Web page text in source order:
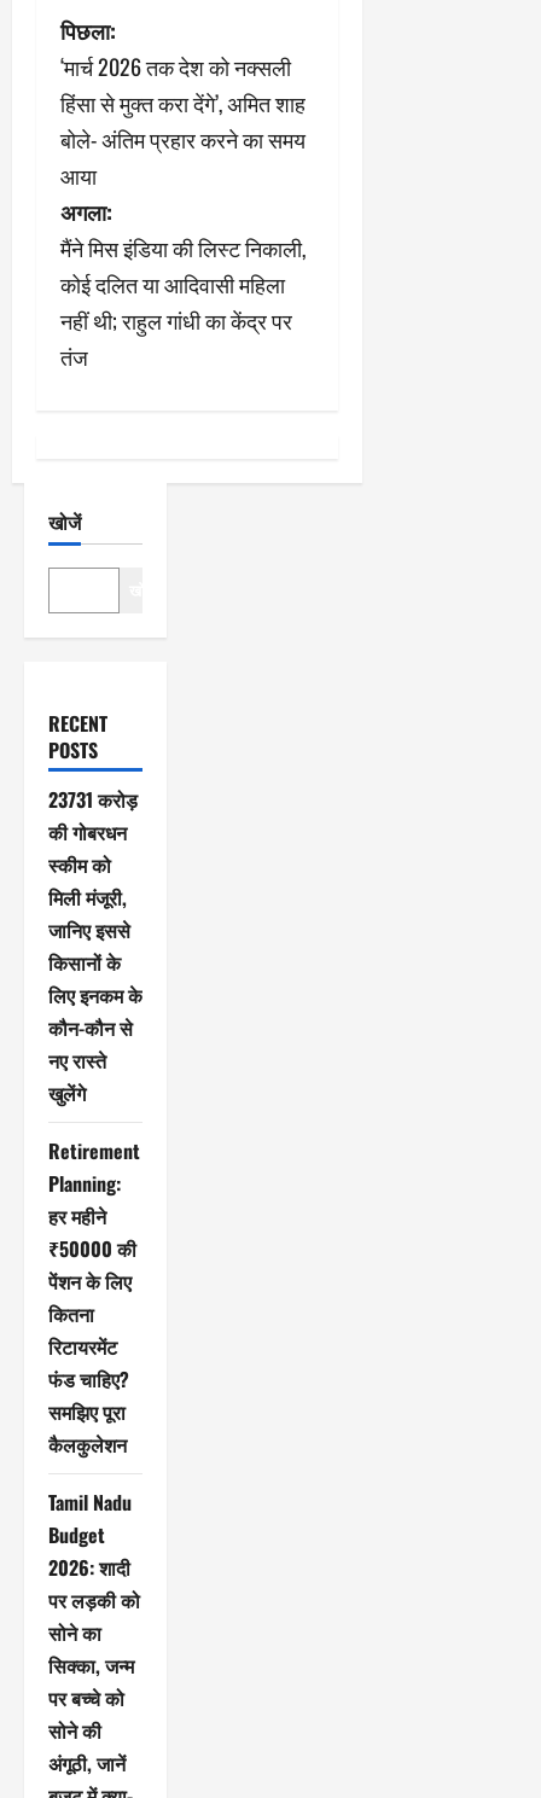
पो
स्ट
ने
वि
गे
श
न
पिछला:
‘मार्च 2026 तक देश को नक्सली
हिंसा से मुक्त करा देंगे’, अमित शाह
बोले- अंतिम प्रहार करने का समय
आया
अगला:
मैंने मिस इंडिया की लिस्ट निकाली,
कोई दलित या आदिवासी महिला
नहीं थी; राहुल गांधी का केंद्र पर
तंज
खोजें
RECENT
POSTS
23731 करोड़
की गोबरधन
स्कीम को
मिली मंजूरी,
जानिए इससे
किसानों के
लिए इनकम के
कौन-कौन से
नए रास्ते
खुलेंगे
Retirement
Planning:
हर महीने
₹50000 की
पेंशन के लिए
कितना
रिटायरमेंट
फंड चाहिए?
समझिए पूरा
कैलकुलेशन
Tamil Nadu
Budget
2026: शादी
पर लड़की को
सोने का
सिक्का, जन्म
पर बच्चे को
सोने की
अंगूठी, जानें